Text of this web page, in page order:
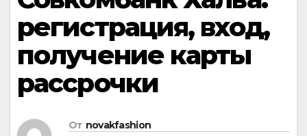
регистрация, вход,
получение карты
рассрочки
От novakfashion